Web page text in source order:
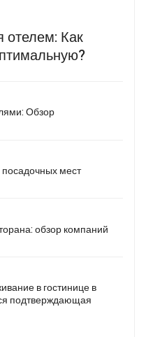
отелем: Как
Обзор
мест
обзор компаний
в гостинице в
подтверждающая